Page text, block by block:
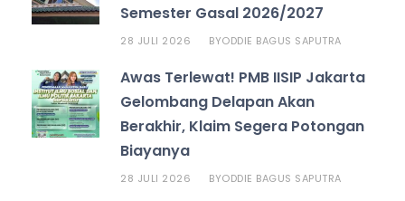
Semester Gasal 2026/2027
28 JULI 2026 BYODDIE BAGUS SAPUTRA
Awas Terlewat! PMB IISIP Jakarta
Gelombang Delapan Akan
Berakhir, Klaim Segera Potongan
Biayanya
28 JULI 2026 BYODDIE BAGUS SAPUTRA